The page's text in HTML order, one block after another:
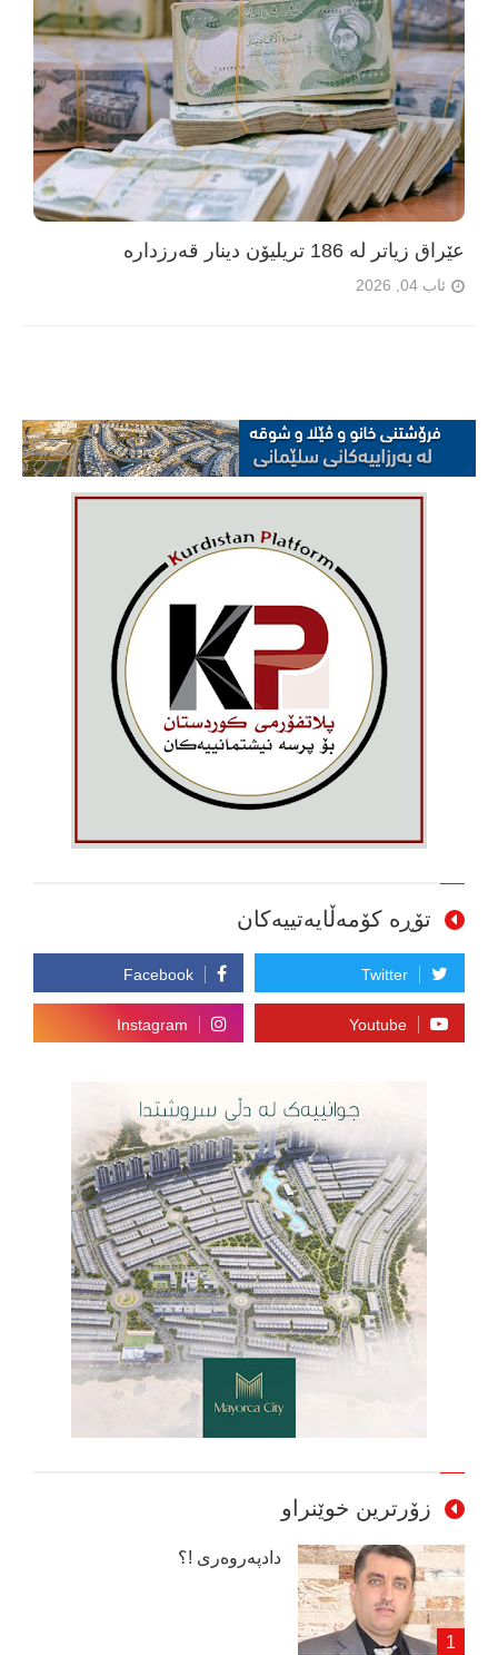
عێراق زیاتر لە 186 تریلیۆن دینار قەرزدارە
ئاب 04, 2026
تۆڕە کۆمەڵایەتییەکان
زۆرترین خوێنراو
دادپەروەری !؟